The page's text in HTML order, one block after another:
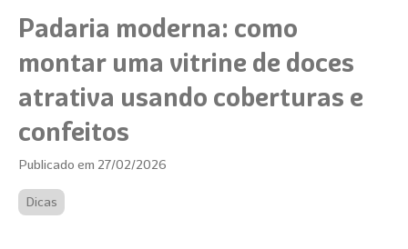
Padaria moderna: como
montar uma vitrine de doces
atrativa usando coberturas e
confeitos
Publicado em 27/02/2026
Dicas